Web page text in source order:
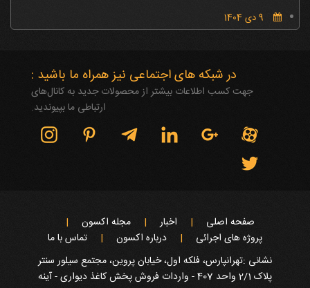
در شبکه های اجتماعی نیز همراه ما باشید :
جهت کسب اطلاعات بیشتر از محصولات جدید به کانال‌های
ارتباطی ما بپیوندید.
صفحه اصلی اخبار
مجله اکسون
پروژه های اجرائی
درباره اکسون
تماس با ما
نشانی :تهرانپارس، فلکه اول، خیابان پروین، مجتمع سیلور سنتر
پلاک 2/1 واحد 407 - واردات فروش پخش کاغذ دیواری - آینه